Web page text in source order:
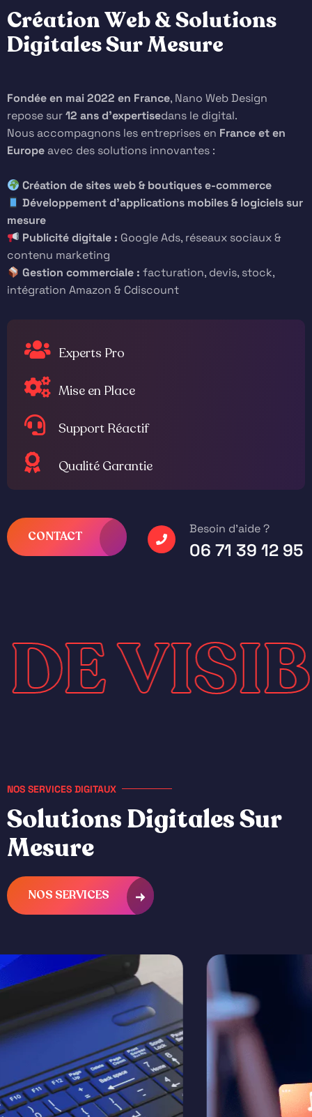
CréationWeb&Solutions
DigitalesSurMesure
Fondée en mai 2022 en France, Nano Web Design
repose sur12 ans d'expertisedans le digital.
Nous accompagnons les entreprises en France et en
Europeavec des solutions innovantes :
Création de sites web & boutiques e-commerce
Développement d’applications mobiles & logiciels sur
mesure
Publicité digitale : Google Ads, réseaux sociaux &
contenu marketing
Gestion commerciale : facturation, devis, stock,
intégration Amazon & Cdiscount
Experts Pro
Mise en Place
Support Réactif
Qualité Garantie
CONTACT
Besoin d’aide ?
06 71 39 12 95
NOS SERVICES DIGITAUX
SolutionsDigitalesSur
Mesure
NOS SERVICES